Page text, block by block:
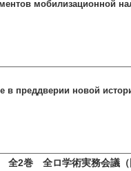
мобилизационной
в преддверии новой
全2巻 全ロ学術実務会議（